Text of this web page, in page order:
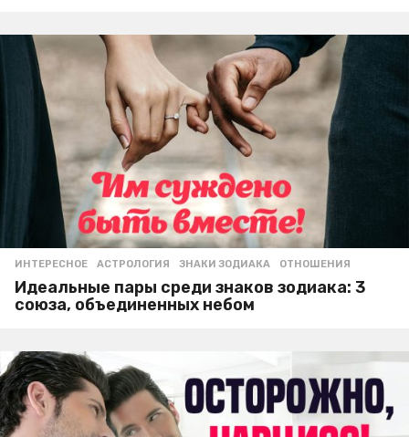
ИНТЕРЕСНОЕ АСТРОЛОГИЯ ,ЗНАКИ ЗОДИАКА ,ОТНОШЕНИЯ
Идеальные пары среди знаков зодиака: 3
союза, объединенных небом